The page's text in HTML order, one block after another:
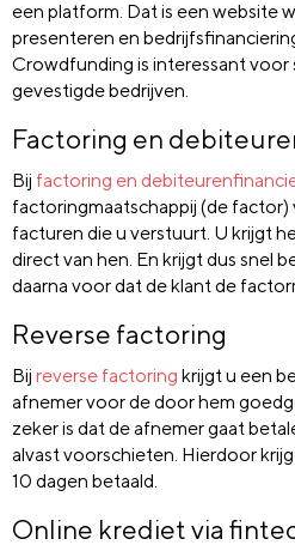
een platform. Dat is een website
presenteren en
Crowdfunding is interessant voor
gevestigde bedrijven.
Factoring en
Bij factoring en
factoringmaatschappij (de
facturen die u verstuurt. U krijgt
direct van hen. En krijgt dus snel
daarna voor dat de klant de
Reverse factoring
Bij reverse factoring krijgt u een
afnemer voor de door hem
zeker is dat de afnemer gaat
alvast voorschieten. Hierdoor
10 dagen betaald.
Online krediet via